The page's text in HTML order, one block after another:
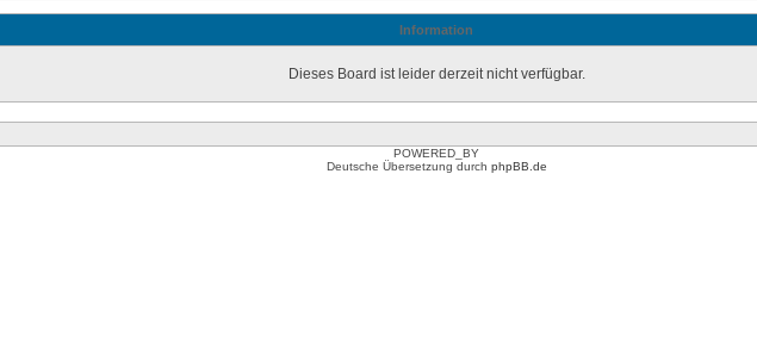
Information
Dieses Board ist leider derzeit nicht verfügbar.
POWERED_BY
Deutsche Übersetzung durch phpBB.de